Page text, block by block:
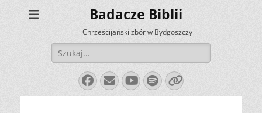
Badacze Biblii
Chrześcijański zbór w Bydgoszczy
Szukaj:
Facebook
E-
mail
YouTube
Spotify
Link